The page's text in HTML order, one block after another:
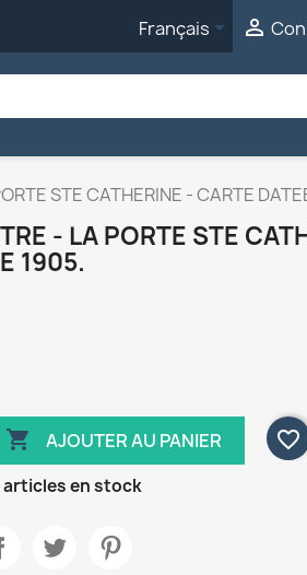
Français 
STE CATHERINE - CARTE
- LA PORTE STE
1905.
 AJOUTER AU PANIER
favorite_border
articles en stock